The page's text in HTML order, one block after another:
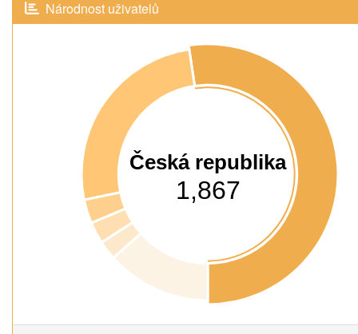
Národnost uživatelů
Česká republika
1,867